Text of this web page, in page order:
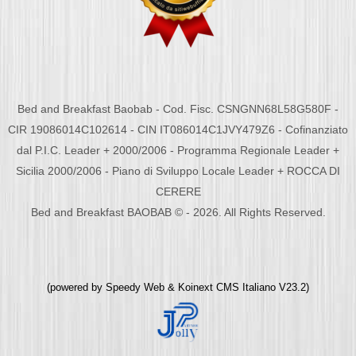
Bed and Breakfast Baobab - Cod. Fisc. CSNGNN68L58G580F -
CIR 19086014C102614 - CIN IT086014C1JVY479Z6 - Cofinanziato
dal P.I.C. Leader + 2000/2006 - Programma Regionale Leader +
Sicilia 2000/2006 - Piano di Sviluppo Locale Leader + ROCCA DI
CERERE
Bed and Breakfast BAOBAB © - 2026. All Rights Reserved.
(powered by Speedy Web & Koinext CMS Italiano V23.2)